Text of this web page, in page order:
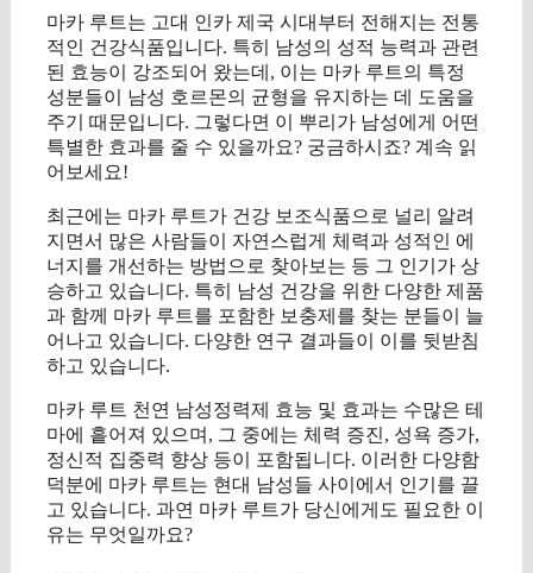
마카 루트는 고대 인카 제국 시대부터 전해지는 전통
적인 건강식품입니다. 특히 남성의 성적 능력과 관련
된 효능이 강조되어 왔는데, 이는 마카 루트의 특정
성분들이 남성 호르몬의 균형을 유지하는 데 도움을
주기 때문입니다. 그렇다면 이 뿌리가 남성에게 어떤
특별한 효과를 줄 수 있을까요? 궁금하시죠? 계속 읽
어보세요!
최근에는 마카 루트가 건강 보조식품으로 널리 알려
지면서 많은 사람들이 자연스럽게 체력과 성적인 에
너지를 개선하는 방법으로 찾아보는 등 그 인기가 상
승하고 있습니다. 특히 남성 건강을 위한 다양한 제품
과 함께 마카 루트를 포함한 보충제를 찾는 분들이 늘
어나고 있습니다. 다양한 연구 결과들이 이를 뒷받침
하고 있습니다.
마카 루트 천연 남성정력제 효능 및 효과는 수많은 테
마에 흩어져 있으며, 그 중에는 체력 증진, 성욕 증가,
정신적 집중력 향상 등이 포함됩니다. 이러한 다양함
덕분에 마카 루트는 현대 남성들 사이에서 인기를 끌
고 있습니다. 과연 마카 루트가 당신에게도 필요한 이
유는 무엇일까요?